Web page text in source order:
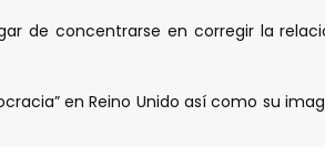
de concentrarse en corregir la
en Reino Unido así como su